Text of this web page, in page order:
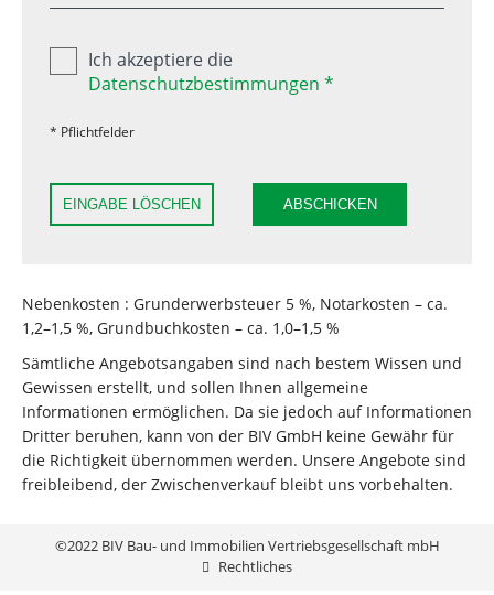
Ich akzeptiere die
Datenschutzbestimmungen *
* Pflichtfelder
EINGABE LÖSCHEN ABSCHICKEN
Nebenkosten : Grunderwerbsteuer 5 %, Notarkosten – ca.
1,2–1,5 %, Grundbuchkosten – ca. 1,0–1,5 %
Sämtliche Angebotsangaben sind nach bestem Wissen und
Gewissen erstellt, und sollen Ihnen allgemeine
Informationen ermöglichen. Da sie jedoch auf Informationen
Dritter beruhen, kann von der BIV GmbH keine Gewähr für
die Richtigkeit übernommen werden. Unsere Angebote sind
freibleibend, der Zwischenverkauf bleibt uns vorbehalten.
©2022 BIV Bau- und Immobilien Vertriebsgesellschaft mbH
Rechtliches